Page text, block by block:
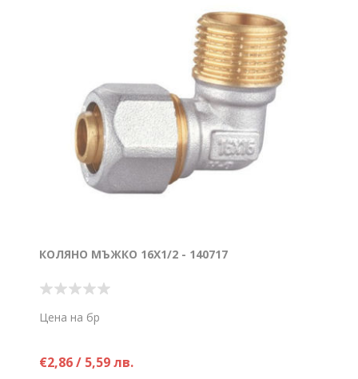
КОЛЯНО МЪЖКО 16Х1/2 - 140717
Цена на бр
€2,86 / 5,59 лв.